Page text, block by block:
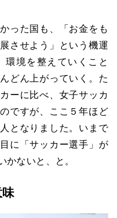
った国も、「お金をも
させよう」という機運
環境を整えていくこと
どん上がっていく。た
ーに比べ、女子サッカ
ですが、ここ５年ほど
となりました。いまで
に「サッカー選手」が
かないと、と。